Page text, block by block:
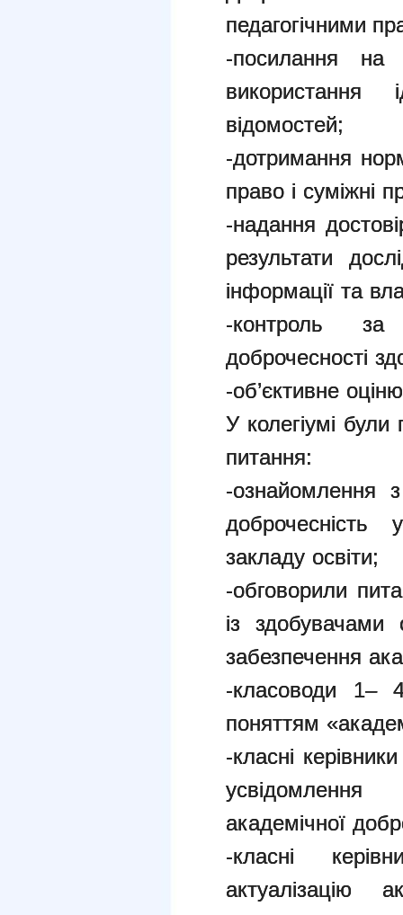
педагогічними
-посилання на
використання
відомостей;
-дотримання
право і суміжні
-надання
результати
інформації та
-контроль за
доброчесності
-об’єктивне
У колегіумі були
питання:
-ознайомлення
доброчесність
закладу освіти;
-обговорили
із здобувачами
забезпечення
-класоводи 1–
поняттям
-класні
академічної
-класні
актуалізацію